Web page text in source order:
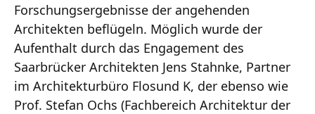
Forschungsergebnisse der angehenden
Architekten beflügeln. Möglich wurde der
Aufenthalt durch das Engagement des
Saarbrücker Architekten Jens Stahnke, Partner
im Architekturbüro Flosund K, der ebenso wie
Prof. Stefan Ochs (Fachbereich Architektur der